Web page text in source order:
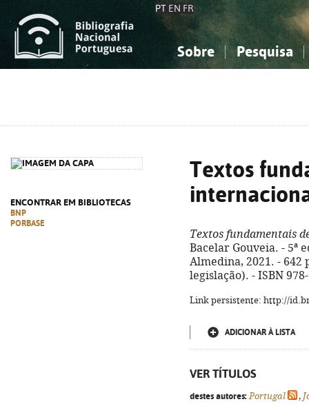
PT EN FR
Sobre Pesquisa
ENCONTRAR EM BIBLIOTECAS
BNP
PORBASE
Textos
Textos fundamentais
Bacelar Gouveia. - 5ª
Almedina, 2021. - 642
legislação). - ISBN
Link persistente: http://
ADICIONAR À LISTA
VER TÍTULOS
destes autores: Portugal ,